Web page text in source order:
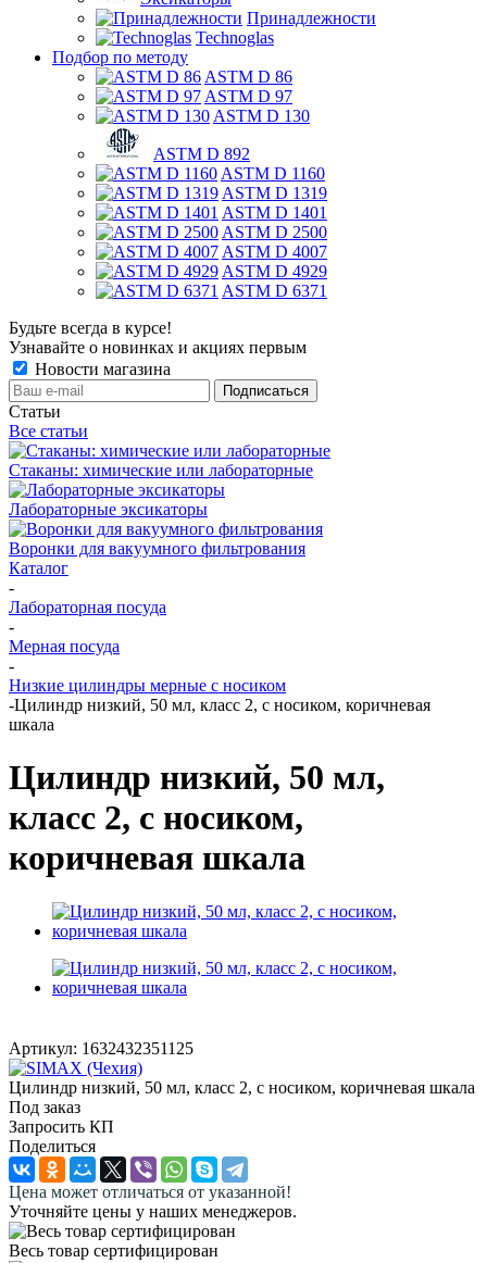
Принадлежности
Technoglas
Подбор по методу
ASTM D 86
ASTM D 97
ASTM D 130
ASTM D 892
ASTM D 1160
ASTM D 1319
ASTM D 1401
ASTM D 2500
ASTM D 4007
ASTM D 4929
ASTM D 6371
Будьте всегда в курсе!
Узнавайте о новинках и акциях первым
Новости магазина
Статьи
Все статьи
Стаканы: химические или лабораторные
Лабораторные эксикаторы
Воронки для вакуумного фильтрования
Каталог
-
Лабораторная посуда
-
Мерная посуда
-
Низкие цилиндры мерные с носиком
-Цилиндр низкий, 50 мл, класс 2, с носиком, коричневая
шкала
Цилиндр низкий, 50 мл,
класс 2, с носиком,
коричневая шкала
Артикул: 1632432351125
Цилиндр низкий, 50 мл, класс 2, с носиком, коричневая шкала
Под заказ
Запросить КП
Поделиться
Цена может отличаться от указанной!
Уточняйте цены у наших менеджеров.
Весь товар сертифицирован